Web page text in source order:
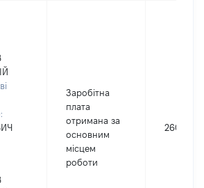
Заробітна
плата
отримана за
основним
місцем
роботи
260238